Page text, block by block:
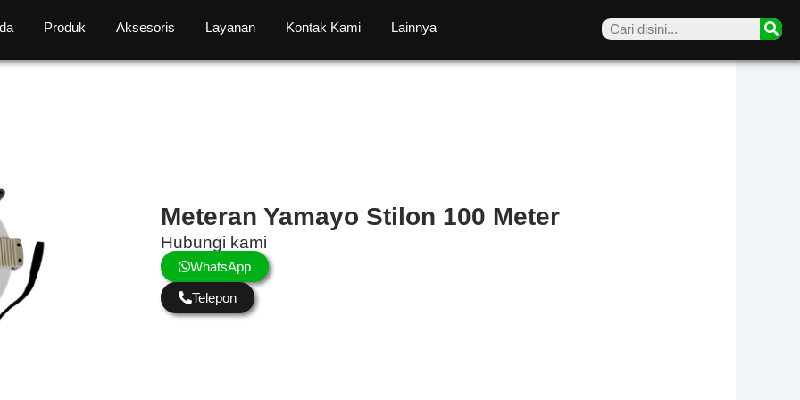
Produk Aksesoris Layanan Kontak Kami Lainnya
Meteran Yamayo Stilon 100 Meter
Hubungi kami
WhatsApp
Telepon